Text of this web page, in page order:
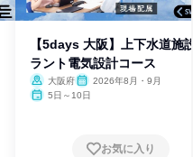
【5days 大阪】上下水道施
ラント電気設計コース
大阪府
2026年8月・9月
5日～10日
お気に入り